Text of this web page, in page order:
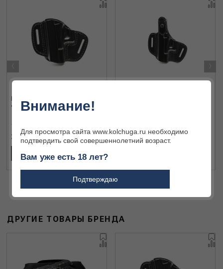
"Стандарт" 1401
2 700 ₽ 2 950 ₽
‹ ›
ДРУГИЕ ТОВАРЫ БРЕНДА
Внимание!
Для просмотра сайта www.kolchuga.ru необходимо
подтвердить свой совершеннолетний возраст.
Вам уже есть 18 лет?
Подтверждаю